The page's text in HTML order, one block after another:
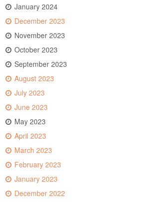
January 2024
December 2023
November 2023
October 2023
September 2023
August 2023
July 2023
June 2023
May 2023
April 2023
March 2023
February 2023
January 2023
December 2022